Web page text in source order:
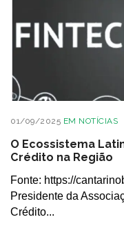
01/09/2025 EM NOTÍCIAS
O Ecossistema
Crédito na Região
Fonte: https://
Presidente da
Crédito...